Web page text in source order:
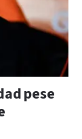
pese